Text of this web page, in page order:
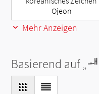
Ojeon
Mehr Anzeigen
Basierend auf „ᅫ